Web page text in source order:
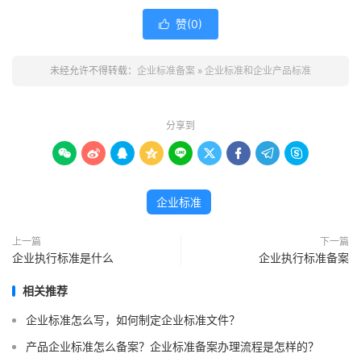
 赞(0)
未经允许不得转载： 企业标准备案 » 企业标准和企业产品标准
分享到
        
企业标准
上一篇
企业执行标准是什么
下一篇
企业执行标准备案
相关推荐
企业标准怎么写，如何制定企业标准文件？
产品企业标准怎么备案？企业标准备案办理流程是怎样的？